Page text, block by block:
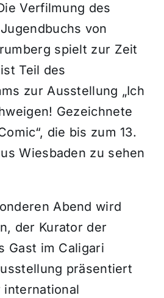
Verfilmung des
von
spielt zur Zeit
Teil des
zur Ausstellung „Ich
Gezeichnete
die bis zum 13.
Wiesbaden zu sehen
Abend wird
der Kurator der
Gast im Caligari
präsentiert
international